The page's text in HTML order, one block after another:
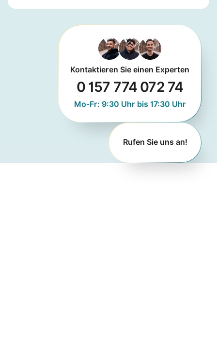
Kontaktieren Sie einen Experten
0 157 774 072 74
Mo-Fr: 9:30 Uhr bis 17:30 Uhr
Rufen Sie uns an!